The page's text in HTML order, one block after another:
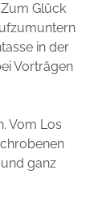
Glück
in der
Vorträgen
Vom Los
ganz